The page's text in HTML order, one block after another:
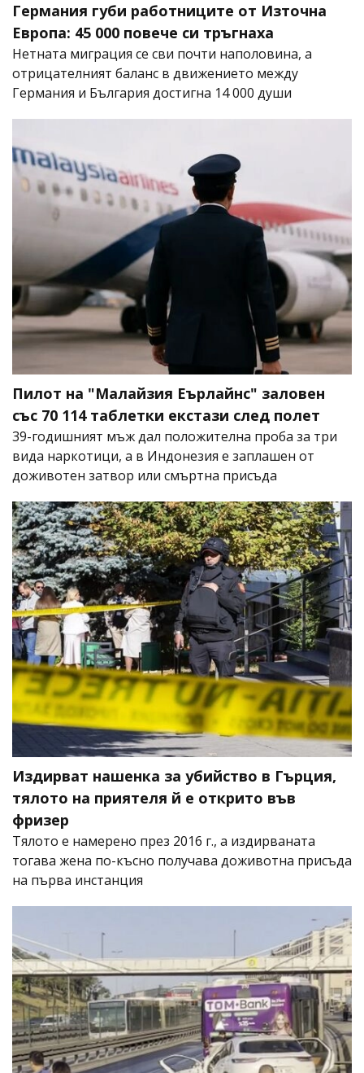
Германия губи работниците от Източна
Европа: 45 000 повече си тръгнаха
Нетната миграция се сви почти наполовина, а
отрицателният баланс в движението между
Германия и България достигна 14 000 души
Пилот на "Малайзия Еърлайнс" заловен
със 70 114 таблетки екстази след полет
39-годишният мъж дал положителна проба за три
вида наркотици, а в Индонезия е заплашен от
доживотен затвор или смъртна присъда
Издирват нашенка за убийство в Гърция,
тялото на приятеля й е открито във
фризер
Тялото е намерено през 2016 г., а издирваната
тогава жена по-късно получава доживотна присъда
на първа инстанция